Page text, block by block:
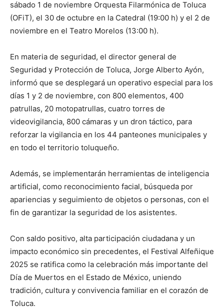
sábado 1 de noviembre Orquesta Filarmónica de Toluca
(OFiT), el 30 de octubre en la Catedral (19:00 h) y el 2 de
noviembre en el Teatro Morelos (13:00 h).
En materia de seguridad, el director general de
Seguridad y Protección de Toluca, Jorge Alberto Ayón,
informó que se desplegará un operativo especial para los
días 1 y 2 de noviembre, con 800 elementos, 400
patrullas, 20 motopatrullas, cuatro torres de
videovigilancia, 800 cámaras y un dron táctico, para
reforzar la vigilancia en los 44 panteones municipales y
en todo el territorio toluqueño.
Además, se implementarán herramientas de inteligencia
artificial, como reconocimiento facial, búsqueda por
apariencias y seguimiento de objetos o personas, con el
fin de garantizar la seguridad de los asistentes.
Con saldo positivo, alta participación ciudadana y un
impacto económico sin precedentes, el Festival Alfeñique
2025 se ratifica como la celebración más importante del
Día de Muertos en el Estado de México, uniendo
tradición, cultura y convivencia familiar en el corazón de
Toluca.